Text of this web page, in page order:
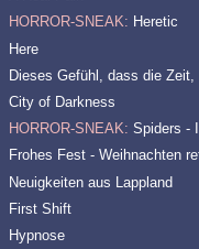
HORROR-SNEAK: Heretic
Here
Dieses Gefühl, dass die
City of Darkness
HORROR-SNEAK: Spiders -
Frohes Fest - Weihnachten
Neuigkeiten aus Lappland
First Shift
Hypnose